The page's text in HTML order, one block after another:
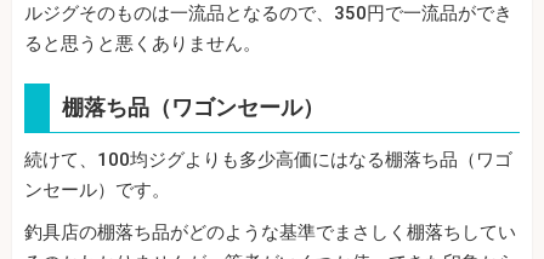
ルジグそのものは一流品となるので、350円で一流品ができ
ると思うと悪くありません。
棚落ち品（ワゴンセール）
続けて、100均ジグよりも多少高価にはなる棚落ち品（ワゴ
ンセール）です。
釣具店の棚落ち品がどのような基準でまさしく棚落ちしてい